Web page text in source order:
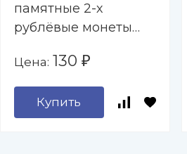
памятные 2-х
рублёвые монеты
капсул (пустой)
Цена: 130 ₽
Купить